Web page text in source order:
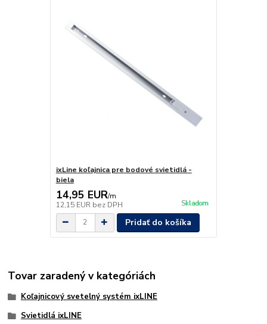
ixLine koľajnica pre bodové svietidlá -
biela
14,95 EUR/m
12,15 EUR bez DPH Skladom
Pridať do košíka
Tovar zaradený v kategóriách
Koľajnicový svetelný systém ixLINE
Svietidlá ixLINE